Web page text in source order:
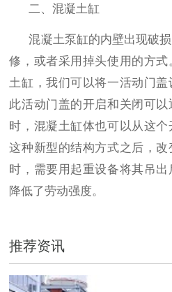
二、混凝土缸
混凝土泵缸的内壁出现破
修，或者采用掉头使用的方
土缸，我们可以将一活动门盖
此活动门盖的开启和关闭可
时，混凝土缸体也可以从这
这种新型的结构方式之后，
时，需要用起重设备将其吊
降低了劳动强度。
推荐资讯